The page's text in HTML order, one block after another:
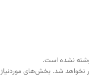
نشده است.
نخواهد شد. بخش‌های